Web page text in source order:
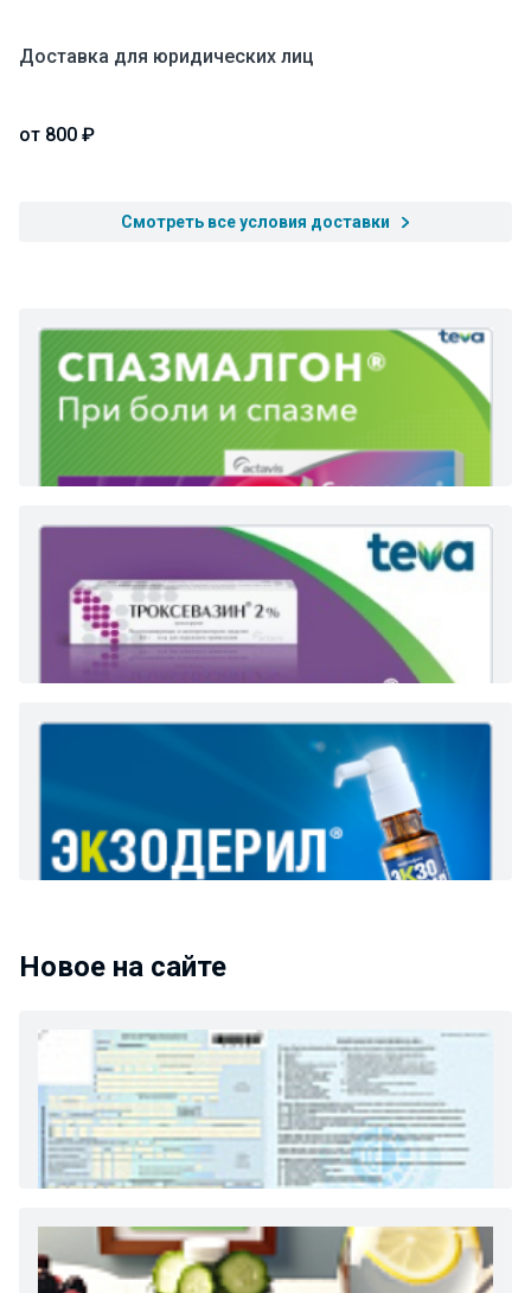
Доставка для юридических лиц
от 800 ₽
Смотреть все условия доставки
Новое на сайте